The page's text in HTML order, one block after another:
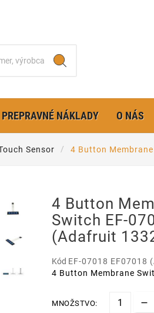
PREPRAVNÉ NÁKLADY O NÁS
Sensor 4 Button
4 Button
Switch EF-
(Adafruit
Kód EF-07018 EF07018
4 Button Membrane
MNOŽSTVO: